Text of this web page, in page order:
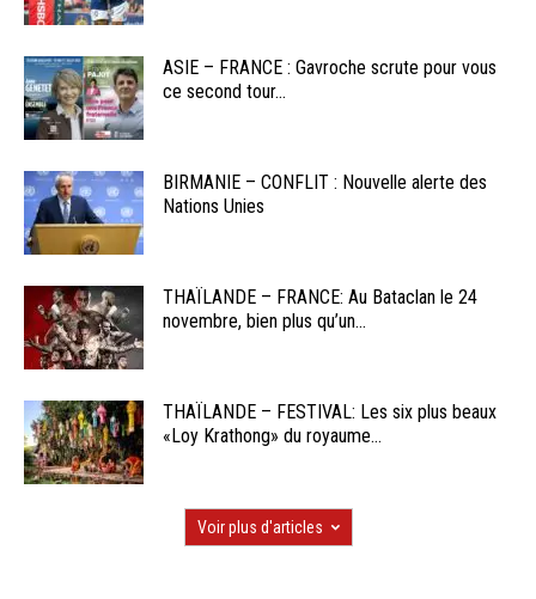
ASIE – FRANCE : Gavroche scrute pour vous
ce second tour...
BIRMANIE – CONFLIT : Nouvelle alerte des
Nations Unies
THAÏLANDE – FRANCE: Au Bataclan le 24
novembre, bien plus qu’un...
THAÏLANDE – FESTIVAL: Les six plus beaux
«Loy Krathong» du royaume...
Voir plus d'articles